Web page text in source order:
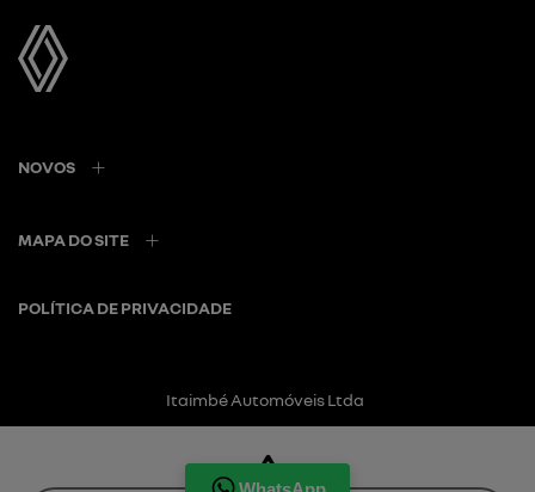
NOVOS
MAPA DO SITE
POLÍTICA DE PRIVACIDADE
Itaimbé Automóveis Ltda